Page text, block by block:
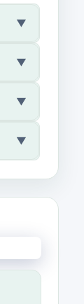
▼
▼
▼
▼